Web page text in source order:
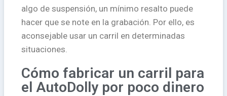
algo de suspensión, un mínimo resalto puede
hacer que se note en la grabación. Por ello, es
aconsejable usar un carril en determinadas
situaciones.
Cómo fabricar un carril para
el AutoDolly por poco dinero